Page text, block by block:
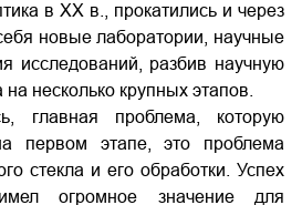
в XX в., прокатились и через
новые лаборатории, научные
исследований, разбив научную
несколько крупных этапов.
главная проблема, которую
первом этапе, это проблема
стекла и его обработки. Успех
огромное значение для